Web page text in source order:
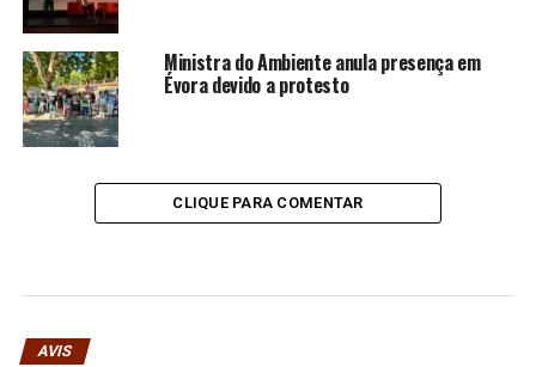
Ministra do Ambiente anula presença em
Évora devido a protesto
CLIQUE PARA COMENTAR
AVIS